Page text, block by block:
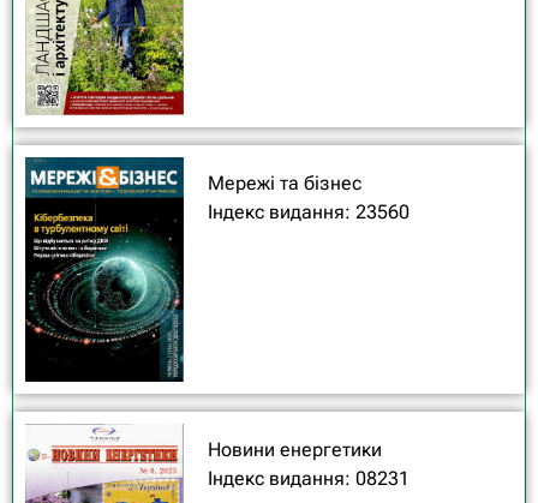
Мережі та бізнес
Індекс видання: 23560
Новини енергетики
Індекс видання: 08231